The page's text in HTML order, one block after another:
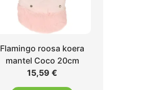
Flamingo roosa koera
mantel Coco 20cm
15,59€